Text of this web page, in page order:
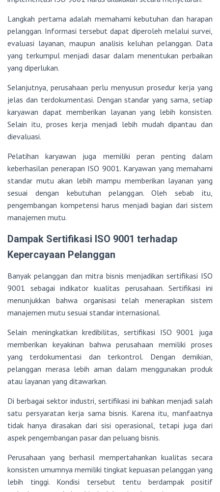
Langkah pertama adalah memahami kebutuhan dan harapan
pelanggan. Informasi tersebut dapat diperoleh melalui survei,
evaluasi layanan, maupun analisis keluhan pelanggan. Data
yang terkumpul menjadi dasar dalam menentukan perbaikan
yang diperlukan.
Selanjutnya, perusahaan perlu menyusun prosedur kerja yang
jelas dan terdokumentasi. Dengan standar yang sama, setiap
karyawan dapat memberikan layanan yang lebih konsisten.
Selain itu, proses kerja menjadi lebih mudah dipantau dan
dievaluasi.
Pelatihan karyawan juga memiliki peran penting dalam
keberhasilan penerapan ISO 9001. Karyawan yang memahami
standar mutu akan lebih mampu memberikan layanan yang
sesuai dengan kebutuhan pelanggan. Oleh sebab itu,
pengembangan kompetensi harus menjadi bagian dari sistem
manajemen mutu.
Dampak Sertifikasi ISO 9001 terhadap
Kepercayaan Pelanggan
Banyak pelanggan dan mitra bisnis menjadikan sertifikasi ISO
9001 sebagai indikator kualitas perusahaan. Sertifikasi ini
menunjukkan bahwa organisasi telah menerapkan sistem
manajemen mutu sesuai standar internasional.
Selain meningkatkan kredibilitas, sertifikasi ISO 9001 juga
memberikan keyakinan bahwa perusahaan memiliki proses
yang terdokumentasi dan terkontrol. Dengan demikian,
pelanggan merasa lebih aman dalam menggunakan produk
atau layanan yang ditawarkan.
Di berbagai sektor industri, sertifikasi ini bahkan menjadi salah
satu persyaratan kerja sama bisnis. Karena itu, manfaatnya
tidak hanya dirasakan dari sisi operasional, tetapi juga dari
aspek pengembangan pasar dan peluang bisnis.
Perusahaan yang berhasil mempertahankan kualitas secara
konsisten umumnya memiliki tingkat kepuasan pelanggan yang
lebih tinggi. Kondisi tersebut tentu berdampak positif